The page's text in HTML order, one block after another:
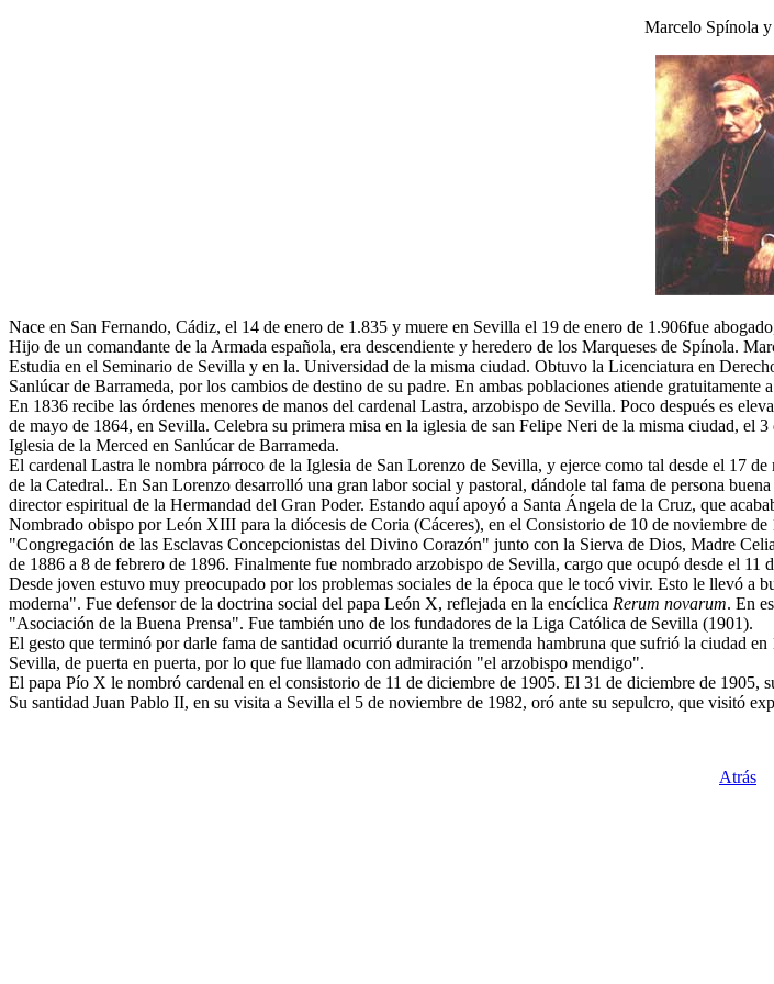
Marcelo Spínola y
Nace en San Fernando, Cádiz, el 14 de enero de 1.835 y muere en Sevilla el 19 de enero de 1.906fue
Hijo de un comandante de la Armada española, era descendiente y heredero de los Marqueses de Spínola.
Estudia en el Seminario de Sevilla y en la. Universidad de la misma ciudad. Obtuvo la Licenciatura en
Sanlúcar de Barrameda, por los cambios de destino de su padre. En ambas poblaciones atiende
En 1836 recibe las órdenes menores de manos del cardenal Lastra, arzobispo de Sevilla. Poco después es
de mayo de 1864, en Sevilla. Celebra su primera misa en la iglesia de san Felipe Neri de la misma ciudad, el
Iglesia de la Merced en Sanlúcar de Barrameda.
El cardenal Lastra le nombra párroco de la Iglesia de San Lorenzo de Sevilla, y ejerce como tal desde el 17
de la Catedral.. En San Lorenzo desarrolló una gran labor social y pastoral, dándole tal fama de persona
director espiritual de la Hermandad del Gran Poder. Estando aquí apoyó a Santa Ángela de la Cruz, que
Nombrado obispo por León XIII para la diócesis de Coria (Cáceres), en el Consistorio de 10 de noviembre
"Congregación de las Esclavas Concepcionistas del Divino Corazón" junto con la Sierva de Dios, Madre
de 1886 a 8 de febrero de 1896. Finalmente fue nombrado arzobispo de Sevilla, cargo que ocupó desde el 11
Desde joven estuvo muy preocupado por los problemas sociales de la época que le tocó vivir. Esto le llevó a
moderna". Fue defensor de la doctrina social del papa León X, reflejada en la encíclica Rerum novarum. En
"Asociación de la Buena Prensa". Fue también uno de los fundadores de la Liga Católica de Sevilla (1901).
El gesto que terminó por darle fama de santidad ocurrió durante la tremenda hambruna que sufrió la ciudad
Sevilla, de puerta en puerta, por lo que fue llamado con admiración "el arzobispo mendigo".
El papa Pío X le nombró cardenal en el consistorio de 11 de diciembre de 1905. El 31 de diciembre de
Su santidad Juan Pablo II, en su visita a Sevilla el 5 de noviembre de 1982, oró ante su sepulcro, que visitó
Atrás